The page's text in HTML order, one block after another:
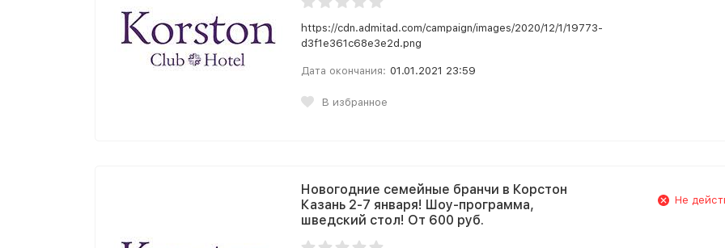
https://cdn.admitad.com/campaign/images/2020/12/1/19773-
d3f1e361c68e3e2d.png
Дата окончания: 01.01.2021 23:59
В избранное
Новогодние семейные бранчи в Корстон
Казань 2-7 января! Шоу-программа,
шведский стол! От 600 руб.
Не